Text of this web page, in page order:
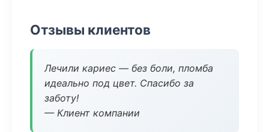
Отзывы клиентов
Лечили кариес — без боли, пломба
идеально под цвет. Спасибо за
заботу!
— Клиент компании